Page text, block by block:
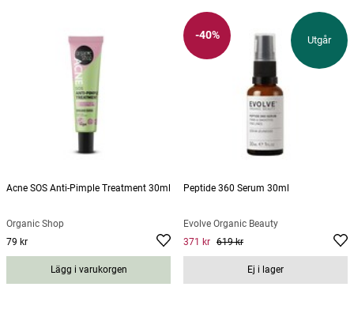
Acne SOS Anti-Pimple Treatment 30ml
Organic Shop
Pris
79 kr
Lägg i varukorgen
-40% Utgår
Peptide 360 Serum 30ml
Evolve Organic Beauty
Current price
Previous
619 kr
371 kr 619 kr
Ej i lager